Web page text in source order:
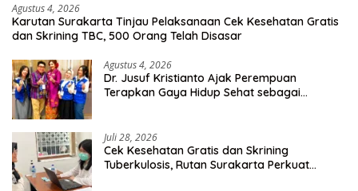
Agustus 4, 2026
Karutan Surakarta Tinjau Pelaksanaan Cek Kesehatan Gratis
dan Skrining TBC, 500 Orang Telah Disasar
Agustus 4, 2026
Dr. Jusuf Kristianto Ajak Perempuan
Terapkan Gaya Hidup Sehat sebagai
Juli 28, 2026
Cek Kesehatan Gratis dan Skrining
Tuberkulosis, Rutan Surakarta Perkuat